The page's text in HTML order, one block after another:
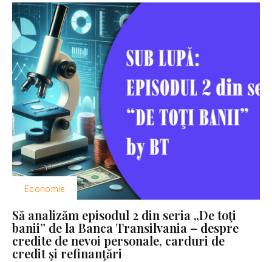
Economie
Să analizăm episodul 2 din seria „De toţi
banii” de la Banca Transilvania – despre
credite de nevoi personale, carduri de
credit şi refinanţări